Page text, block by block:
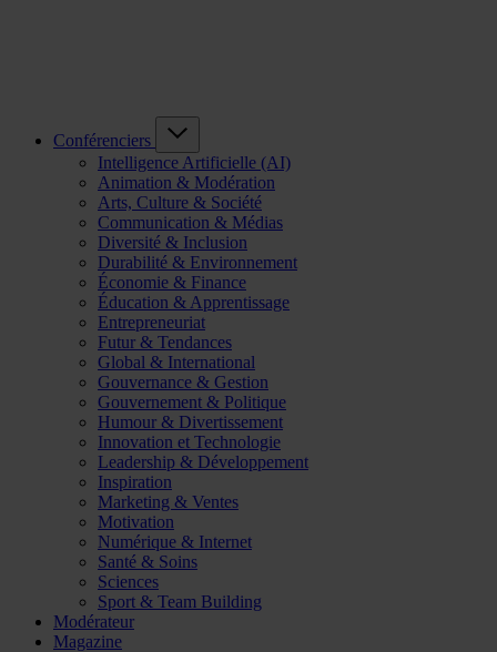
Conférenciers
Intelligence Artificielle (AI)
Animation & Modération
Arts, Culture & Société
Communication & Médias
Diversité & Inclusion
Durabilité & Environnement
Économie & Finance
Éducation & Apprentissage
Entrepreneuriat
Futur & Tendances
Global & International
Gouvernance & Gestion
Gouvernement & Politique
Humour & Divertissement
Innovation et Technologie
Leadership & Développement
Inspiration
Marketing & Ventes
Motivation
Numérique & Internet
Santé & Soins
Sciences
Sport & Team Building
Modérateur
Magazine